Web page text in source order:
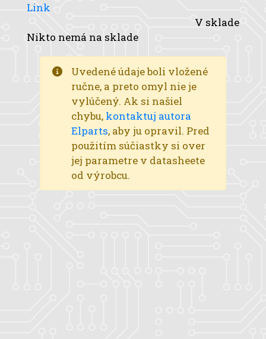
Link
V sklade
Nikto nemá na sklade
Uvedené údaje boli vložené
ručne, a preto omyl nie je
vylúčený. Ak si našiel
chybu, kontaktuj autora
Elparts, aby ju opravil. Pred
použitím súčiastky si over
jej parametre v datasheete
od výrobcu.